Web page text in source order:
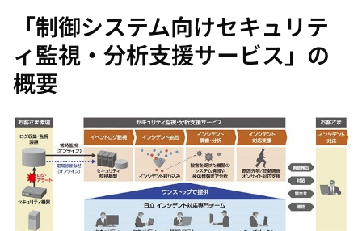
「制御システム向けセキュリテ
ィ監視・分析支援サービス」の
概要